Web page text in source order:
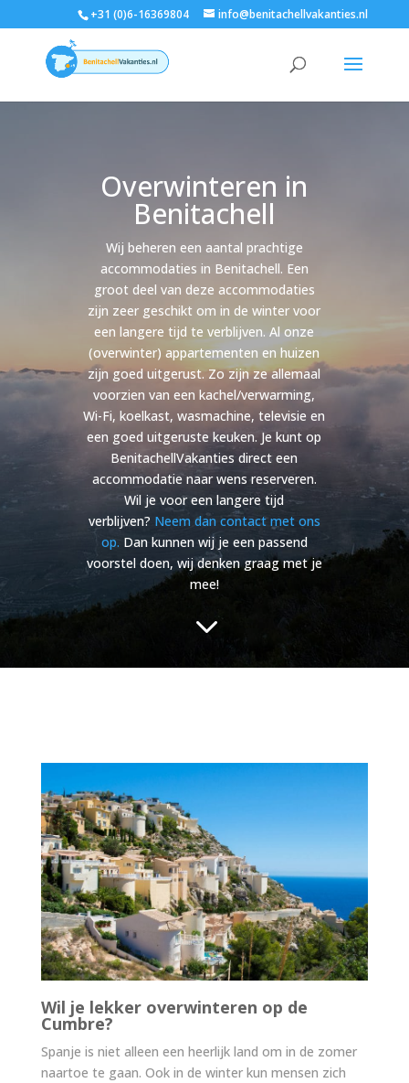
+31 (0)6-16369804 info@benitachellvakanties.nl
Overwinteren in
Benitachell
Wij beheren een aantal prachtige
accommodaties in Benitachell. Een
groot deel van deze accommodaties
zijn zeer geschikt om in de winter voor
een langere tijd te verblijven. Al onze
(overwinter) appartementen en huizen
zijn goed uitgerust. Zo zijn ze allemaal
voorzien van een kachel/verwarming,
Wi-Fi, koelkast, wasmachine, televisie en
een goed uitgeruste keuken. Je kunt op
BenitachellVakanties direct een
accommodatie naar wens reserveren.
Wil je voor een langere tijd
verblijven? Neem dan contact met ons
op. Dan kunnen wij je een passend
voorstel doen, wij denken graag met je
mee!
3
Wil je lekker overwinteren op de
Cumbre?
Spanje is niet alleen een heerlijk land om in de zomer
naartoe te gaan. Ook in de winter kun mensen zich